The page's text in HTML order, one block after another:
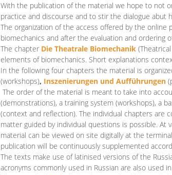
With the publication of the material we hope to not
practice and discourse and to stir the dialogue abut
The organization of the access offered by the
biomechanics and after the evaluation and ordering
The chapter Die Theatrale Biomechanik
elements of biomechanics. Short explanations
In the following four chapters the material is
(workshops), Inszenierungen und Aufführungen
The order of the material is meant to take into
(demonstrations), a training system (workshops), a
(context and reflection). The individual chapters
matter guided by individual questions is possible.
material can be viewed on site digitally at the
publication will be continuously supplemented
The texts make use of latinised versions of the
acronyms commonly used in Russian are also used